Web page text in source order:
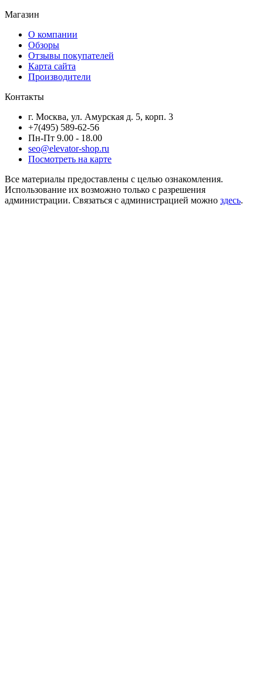
Магазин
О компании
Обзоры
Отзывы покупателей
Карта сайта
Производители
Контакты
г. Москва, ул. Амурская д. 5, корп. 3
+7(495) 589-62-56
Пн-Пт 9.00 - 18.00
seo@elevator-shop.ru
Посмотреть на карте
Все материалы предоставлены с целью ознакомления.
Использование их возможно только с разрешения
администрации. Связаться с администрацией можно здесь.